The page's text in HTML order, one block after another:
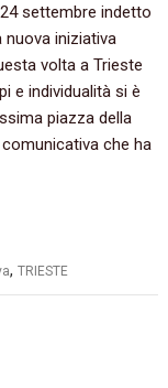
settembre indetto
nuova iniziativa
volta a Trieste
e individualità si è
piazza della
che ha
,TRIESTE